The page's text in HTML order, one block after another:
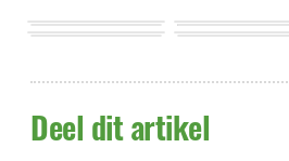
Deel dit artikel